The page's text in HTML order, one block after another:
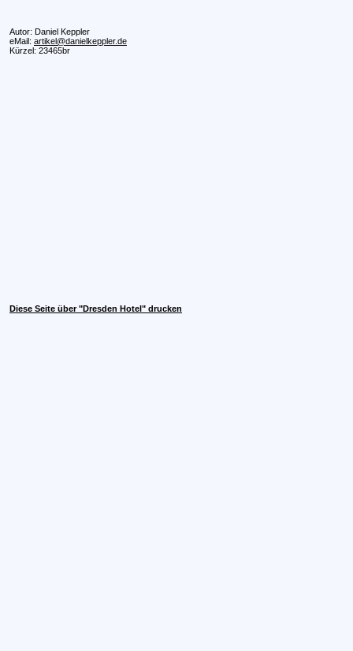
Autor: Daniel Keppler
eMail: artikel@danielkeppler.de
Kürzel: 23465br
Diese Seite über "Dresden Hotel" drucken